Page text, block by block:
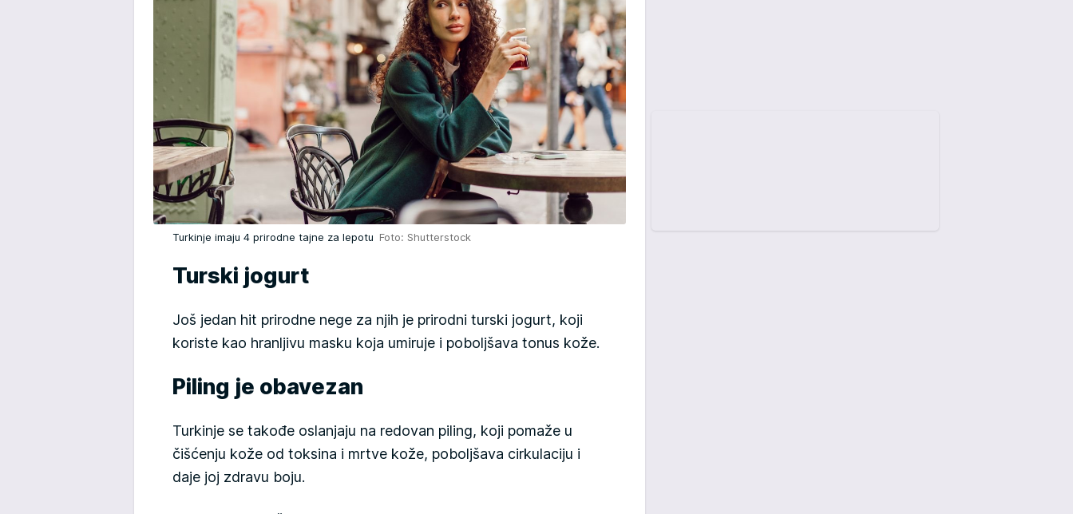
Turkinje imaju 4 prirodne tajne za lepotu Foto: Shutterstock
Turski jogurt
Još jedan hit prirodne nege za njih je prirodni turski jogurt, koji
koriste kao hranljivu masku koja umiruje i poboljšava tonus kože.
Piling je obavezan
Turkinje se takođe oslanjaju na redovan piling, koji pomaže u
čišćenju kože od toksina i mrtve kože, poboljšava cirkulaciju i
daje joj zdravu boju.